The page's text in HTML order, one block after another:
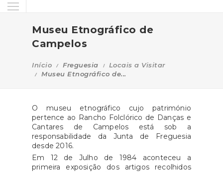
Museu Etnográfico de
Campelos
Início Freguesia
Locais a Visitar
Museu Etnográfico de...
O museu etnográfico cujo património
pertence ao Rancho Folclórico de Danças e
Cantares de Campelos está sob a
responsabilidade da Junta de Freguesia
desde 2016.
Em 12 de Julho de 1984 aconteceu a
primeira exposição dos artigos recolhidos